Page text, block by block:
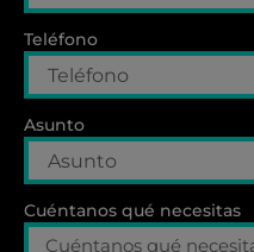
Teléfono
Asunto
Cuéntanos qué necesitas